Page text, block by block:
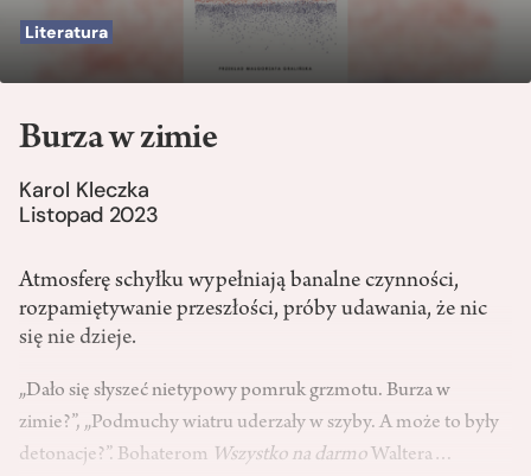
Literatura
Burza w zimie
Karol Kleczka
Listopad 2023
Atmosferę schyłku wypełniają banalne czynności,
rozpamiętywanie przeszłości, próby udawania, że nic
się nie dzieje.
„Dało się słyszeć nietypowy pomruk grzmotu. Burza w
zimie?”, „Podmuchy wiatru uderzały w szyby. A może to były
detonacje?”. Bohaterom Wszystko na darmo Waltera…